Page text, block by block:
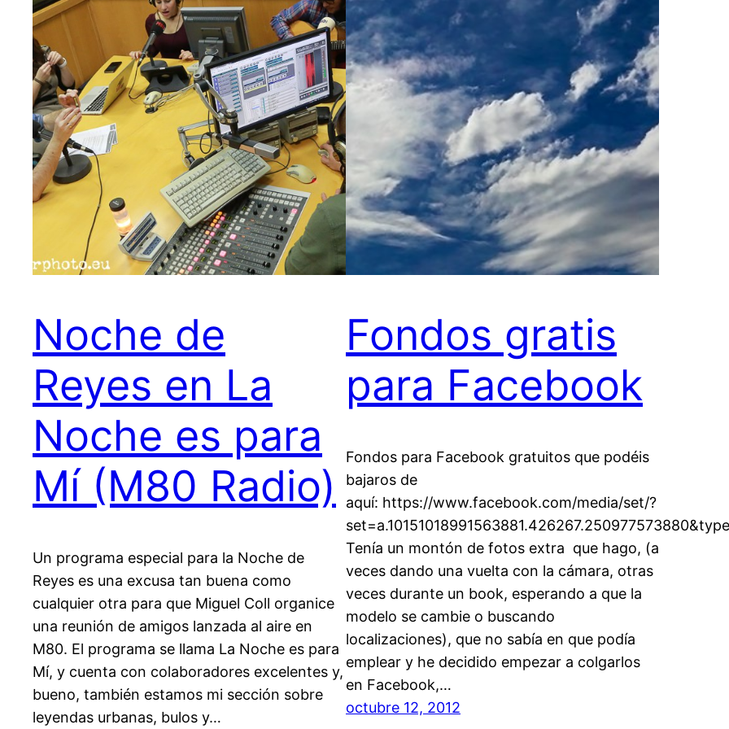
Noche de
Reyes en La
Noche es para
Mí (M80 Radio)
Un programa especial para la Noche de
Reyes es una excusa tan buena como
cualquier otra para que Miguel Coll organice
una reunión de amigos lanzada al aire en
M80. El programa se llama La Noche es para
Mí, y cuenta con colaboradores excelentes y,
bueno, también estamos mi sección sobre
leyendas urbanas, bulos y…
Fondos gratis
para Facebook
Fondos para Facebook gratuitos que podéis
bajaros de
aquí: https://www.facebook.com/media/set/?
Tenía un montón de fotos extra que hago, (a
veces dando una vuelta con la cámara, otras
veces durante un book, esperando a que la
modelo se cambie o buscando
localizaciones), que no sabía en que podía
emplear y he decidido empezar a colgarlos
en Facebook,…
octubre 12, 2012